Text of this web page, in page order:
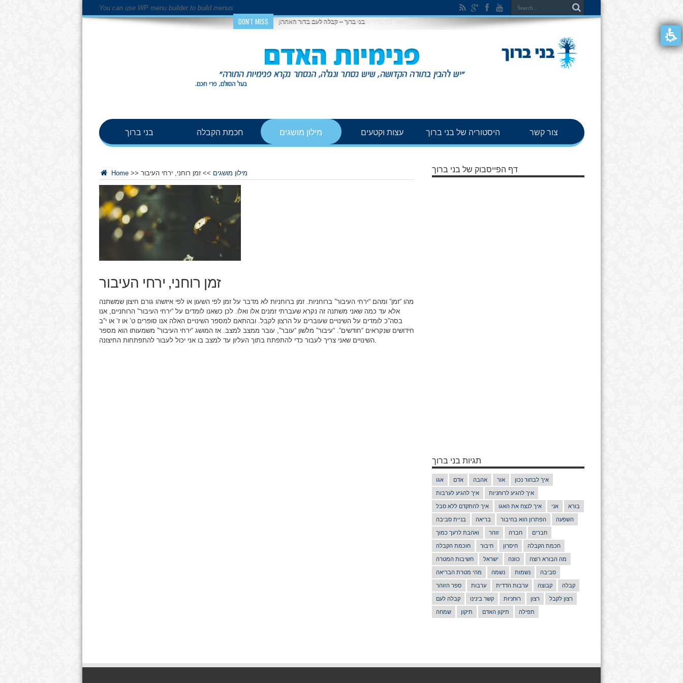
You can use WP menu builder to build menus
DON'T MISS בני ברוך – קבלה לעם בדור האחרון
בני ברוך חכמת הקבלה מילון מושגים עצות וקטעים היסטוריה של בני ברוך צור קשר
Home >> מילון מושגים >>זמן רוחני, ירחי העיבור
זמן רוחני, ירחי העיבור
מהו “זמן” ומהם “ירחי העיבור” ברוחניות. זמן ברוחניות לא מדבר על זמן לפי השעון או לפי איזשהו גורם חיצון שמשתנה
אלא עד כמה שאני משתנה זה נקרא שעברתי זמנים אלו ואלו. לכן כשאנו לומדים על “ירחי העיבור” הרוחניים, אנו
בסה”כ לומדים על השינויים שעוברים על הרצון לקבל. ובהתאם למספר השינויים האלה אנו סופרים ט’ או ז’ או י”ב
חידושים שנקראים “חודשים”. “עיבור” מלשון “עובר”, עובר ממצב למצב. אז המושג “ירחי העיבור” משמעותו הוא מספר
השינויים שאני צריך לעבור כדי להתפתח בתוך העליון עד למצב בו אני יכול לעבור להתפתחות החיצונה.
דף הפייסבוק של בני ברוך
תגיות בני ברוך
אגו אדם אהבה אור איך לבחור נכון
איך להגיע לערבות איך להגיע לרוחניות
איך להתקדם ללא סבל איך לנצח את האגו אני בורא
בניית סביבה בריאה הפתרון הוא בחיבור השפעה
ואהבת לרעך כמוך זוהר חברה חברים
חוכמת הקבלה חיבור חיסרון חכמת הקבלה
חשיבות המטרה ישראל כוונה מה הבורא רוצה
מהי מטרת הבריאה נשמה נשמות סביבה
ספר הזוהר ערבות ערבות הדדית קבוצה קבלה
קבלה לעם קשר בינינו רוחניות רצון רצון לקבל
שמחה תיקון תיקון האדם תפילה